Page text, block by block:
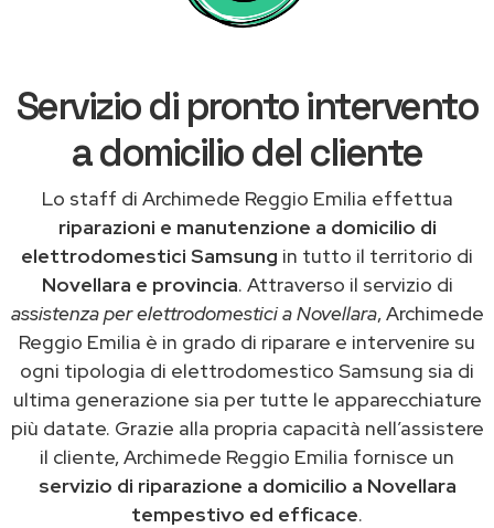
Servizio di pronto intervento
a domicilio del cliente
Lo staff di Archimede Reggio Emilia effettua
riparazioni e manutenzione a domicilio di
elettrodomestici Samsung in tutto il territorio di
Novellara e provincia. Attraverso il servizio di
assistenza per elettrodomestici a Novellara, Archimede
Reggio Emilia è in grado di riparare e intervenire su
ogni tipologia di elettrodomestico Samsung sia di
ultima generazione sia per tutte le apparecchiature
più datate. Grazie alla propria capacità nell’assistere
il cliente, Archimede Reggio Emilia fornisce un
servizio di riparazione a domicilio a Novellara
tempestivo ed efficace.